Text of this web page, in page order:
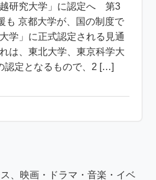
研究大学」に認定へ 第3
も 京都大学が、国の制度で
学」に正式認定される見通
は、東北大学、東京科学大
認定となるもので、2 […]
、映画・ドラマ・音楽・イベ